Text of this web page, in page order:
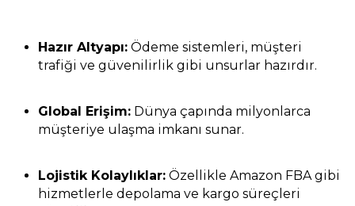
Hazır Altyapı: Ödeme sistemleri, müşteri
trafiği ve güvenilirlik gibi unsurlar hazırdır.
Global Erişim: Dünya çapında milyonlarca
müşteriye ulaşma imkanı sunar.
Lojistik Kolaylıklar: Özellikle Amazon FBA gibi
hizmetlerle depolama ve kargo süreçleri